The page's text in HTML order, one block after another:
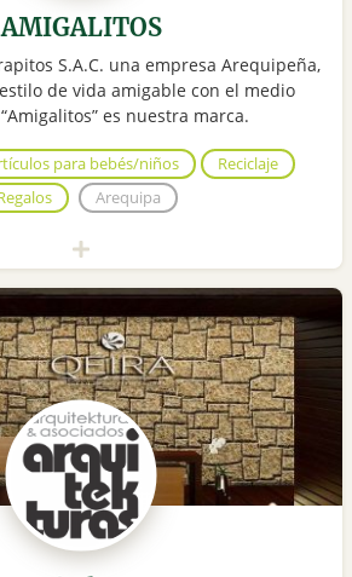
AMIGALITOS
S.A.C. una empresa Arequipeña,
de vida amigable con el medio
es nuestra marca.
para bebés/niños
Reciclaje
Arequipa